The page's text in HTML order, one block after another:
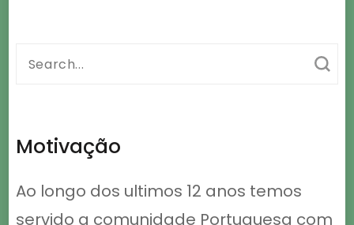
Search
Motivação
Ao longo dos ultimos 12 anos temos
servido a comunidade Portuguesa com